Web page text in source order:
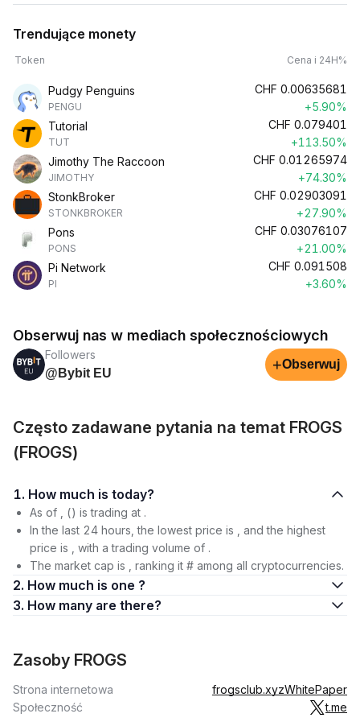
Trendujące monety
Token Cena i 24H%
Pudgy Penguins
PENGU
CHF 0.00635681
+5.90%
Tutorial
TUT
CHF 0.079401
+113.50%
Jimothy The Raccoon
JIMOTHY
CHF 0.01265974
+74.30%
StonkBroker
STONKBROKER
CHF 0.02903091
+27.90%
Pons
PONS
CHF 0.03076107
+21.00%
Pi Network
PI
CHF 0.091508
+3.60%
Obserwuj nas w mediach społecznościowych
Followers
@Bybit EU
+Obserwuj
Często zadawane pytania na temat FROGS
(FROGS)
1. How much is today?
As of , () is trading at .
In the last 24 hours, the lowest price is , and the highest
price is , with a trading volume of .
The market cap is , ranking it # among all cryptocurrencies.
2. How much is one ?
3. How many are there?
Zasoby FROGS
Strona internetowa frogsclub.xyzWhitePaper
Społeczność
t.me